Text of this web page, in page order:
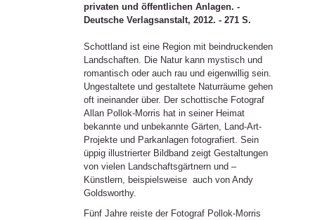
privaten und öffentlichen Anlagen. -
Deutsche Verlagsanstalt, 2012. - 271 S.
Schottland ist eine Region mit beindruckenden
Landschaften. Die Natur kann mystisch und
romantisch oder auch rau und eigenwillig sein.
Ungestaltete und gestaltete Naturräume gehen
oft ineinander über. Der schottische Fotograf
Allan Pollok-Morris hat in seiner Heimat
bekannte und unbekannte Gärten, Land-Art-
Projekte und Parkanlagen fotografiert. Sein
üppig illustrierter Bildband zeigt Gestaltungen
von vielen Landschaftsgärtnern und –
Künstlern, beispielsweise auch von Andy
Goldsworthy.
Fünf Jahre reiste der Fotograf Pollok-Morris